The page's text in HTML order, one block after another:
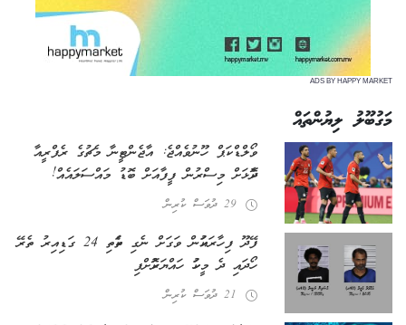
ADS BY HAPPY MARKET
މަގުބޫލު ލިޔުންތައް
ވޯލްޑް ކަޕް ހޫނުވެއްޖެ: އާޖެންޓީނާ މެޗުގެ ރެފްރީއާ
ދެކޮޅަށް މިސްރުން ފީފާއަށް ބޮޑު މައްސަލައެއް!
29 ދުވަސް ކުރިން
ފޭދޫ ފިހާރައަކުން ވަގަށް ނެގި ތަކެތި 24 ގަޑިއިރު ތެރޭ
ހޯދައި ދެ މީހަކު ހައްޔަރުކޮށްފި
21 ދުވަސް ކުރިން